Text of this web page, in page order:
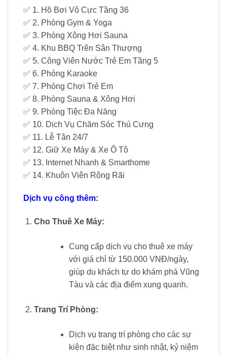
✅ 1. Hồ Bơi Vô Cực Tầng 36
✅ 2. Phòng Gym & Yoga
✅ 3. Phòng Xông Hơi Sauna
✅ 4. Khu BBQ Trên Sân Thượng
✅ 5. Công Viên Nước Trẻ Em Tầng 5
✅ 6. Phòng Karaoke
✅ 7. Phòng Chơi Trẻ Em
✅ 8. Phòng Sauna & Xông Hơi
✅ 9. Phòng Tiệc Đa Năng
✅ 10. Dịch Vụ Chăm Sóc Thú Cưng
✅ 11. Lễ Tân 24/7
✅ 12. Giữ Xe Máy & Xe Ô Tô
✅ 13. Internet Nhanh & Smarthome
✅ 14. Khuôn Viên Rộng Rãi
Dịch vụ công thêm:
Cho Thuê Xe Máy:
Cung cấp dịch vụ cho thuê xe máy
với giá chỉ từ 150.000 VNĐ/ngày,
giúp du khách tự do khám phá Vũng
Tàu và các địa điểm xung quanh.
Trang Trí Phòng:
Dịch vụ trang trí phòng cho các sự
kiện đặc biệt như sinh nhật, kỷ niệm